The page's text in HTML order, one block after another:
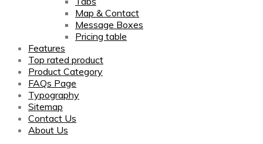
Map & Contact
Message Boxes
Pricing table
Features
Top rated product
Product Category
FAQs Page
Typography
Sitemap
Contact Us
About Us